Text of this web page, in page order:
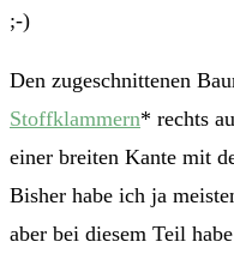
;-)
Den zugeschnittenen
Stoffklammern* rechts
einer breiten Kante mit
Bisher habe ich ja
aber bei diesem Teil